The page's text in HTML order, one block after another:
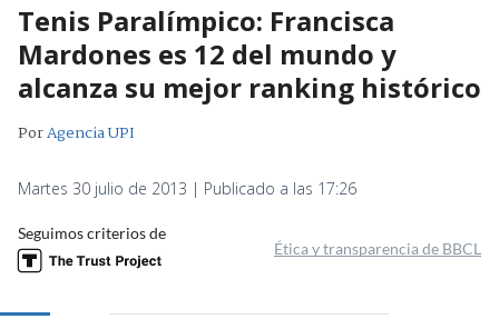
Tenis Paralímpico: Francisca
Mardones es 12 del mundo y
alcanza su mejor ranking histórico
PorAgencia UPI
Martes 30 julio de 2013 | Publicado a las 17:26
Seguimos criterios de
Ética y transparencia de BBCL